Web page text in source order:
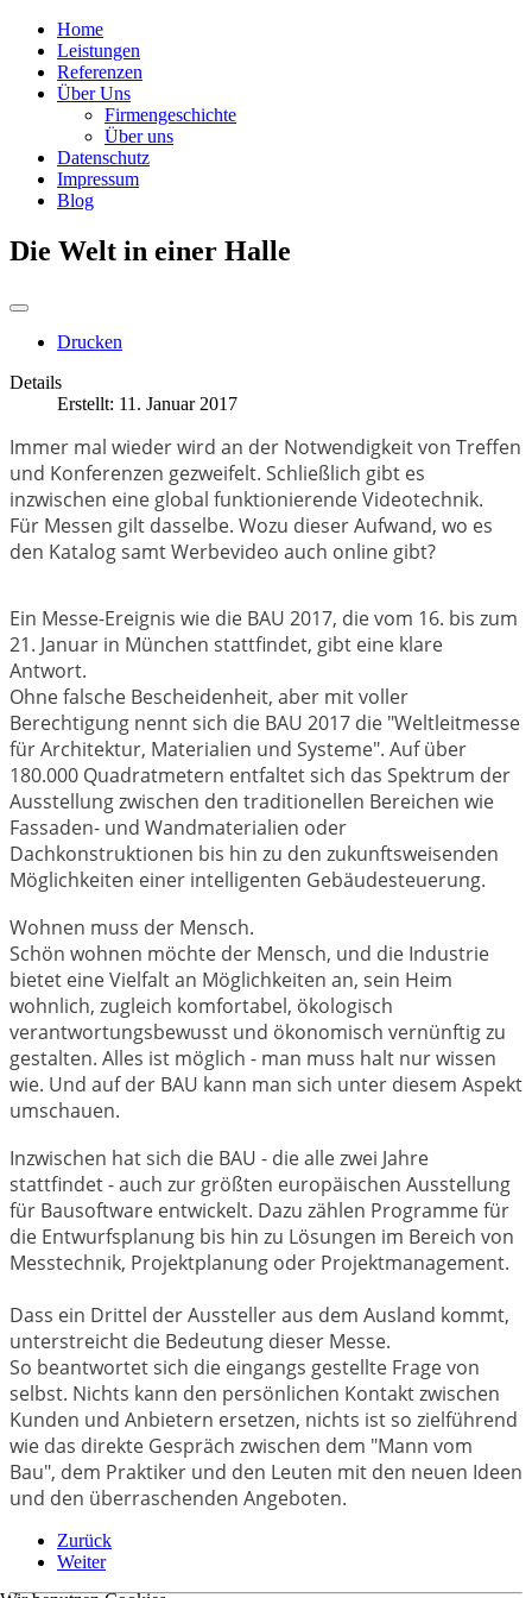
Home
Leistungen
Referenzen
Über Uns
Firmengeschichte
Über uns
Datenschutz
Impressum
Blog
Die Welt in einer Halle
Drucken
Details
Erstellt: 11. Januar 2017
Immer mal wieder wird an der Notwendigkeit von Treffen
und Konferenzen gezweifelt. Schließlich gibt es
inzwischen eine global funktionierende Videotechnik.
Für Messen gilt dasselbe. Wozu dieser Aufwand, wo es
den Katalog samt Werbevideo auch online gibt?
Ein Messe-Ereignis wie die BAU 2017, die vom 16. bis zum
21. Januar in München stattfindet, gibt eine klare
Antwort.
Ohne falsche Bescheidenheit, aber mit voller
Berechtigung nennt sich die BAU 2017 die "Weltleitmesse
für Architektur, Materialien und Systeme". Auf über
180.000 Quadratmetern entfaltet sich das Spektrum der
Ausstellung zwischen den traditionellen Bereichen wie
Fassaden- und Wandmaterialien oder
Dachkonstruktionen bis hin zu den zukunftsweisenden
Möglichkeiten einer intelligenten Gebäudesteuerung.
Wohnen muss der Mensch.
Schön wohnen möchte der Mensch, und die Industrie
bietet eine Vielfalt an Möglichkeiten an, sein Heim
wohnlich, zugleich komfortabel, ökologisch
verantwortungsbewusst und ökonomisch vernünftig zu
gestalten. Alles ist möglich - man muss halt nur wissen
wie. Und auf der BAU kann man sich unter diesem Aspekt
umschauen.
Inzwischen hat sich die BAU - die alle zwei Jahre
stattfindet - auch zur größten europäischen Ausstellung
für Bausoftware entwickelt. Dazu zählen Programme für
die Entwurfsplanung bis hin zu Lösungen im Bereich von
Messtechnik, Projektplanung oder Projektmanagement.
Dass ein Drittel der Aussteller aus dem Ausland kommt,
unterstreicht die Bedeutung dieser Messe.
So beantwortet sich die eingangs gestellte Frage von
selbst. Nichts kann den persönlichen Kontakt zwischen
Kunden und Anbietern ersetzen, nichts ist so zielführend
wie das direkte Gespräch zwischen dem "Mann vom
Bau", dem Praktiker und den Leuten mit den neuen Ideen
und den überraschenden Angeboten.
Zurück
Weiter